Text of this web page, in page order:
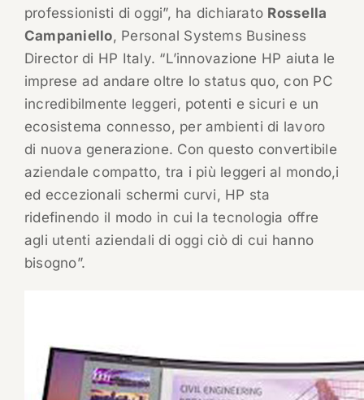
professionisti di oggi”, ha dichiarato Rossella
Campaniello, Personal Systems Business
Director di HP Italy. “L’innovazione HP aiuta le
imprese ad andare oltre lo status quo, con PC
incredibilmente leggeri, potenti e sicuri e un
ecosistema connesso, per ambienti di lavoro
di nuova generazione. Con questo convertibile
aziendale compatto, tra i più leggeri al mondo,i
ed eccezionali schermi curvi, HP sta
ridefinendo il modo in cui la tecnologia offre
agli utenti aziendali di oggi ciò di cui hanno
bisogno”.